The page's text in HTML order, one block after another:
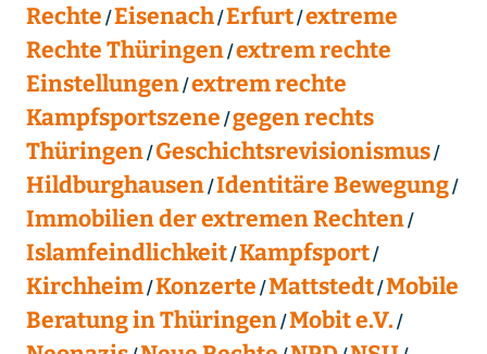
Rechte Eisenach Erfurt extreme
Rechte Thüringen extrem rechte
Einstellungen extrem rechte
Kampfsportszene gegen rechts
Thüringen Geschichtsrevisionismus
Hildburghausen Identitäre Bewegung
Immobilien der extremen Rechten
Islamfeindlichkeit Kampfsport
Kirchheim Konzerte Mattstedt Mobile
Beratung in Thüringen Mobit e.V.